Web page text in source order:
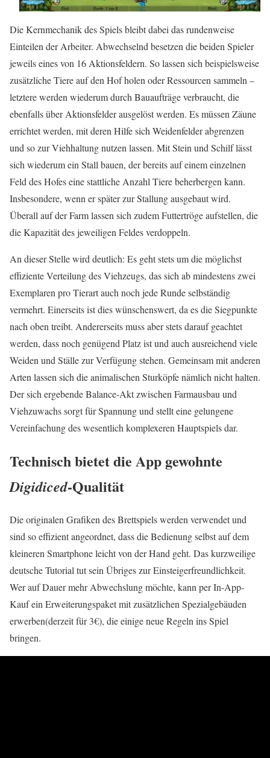
Die Kernmechanik des Spiels bleibt dabei das rundenweise
Einteilen der Arbeiter. Abwechselnd besetzen die beiden Spieler
jeweils eines von 16 Aktionsfeldern. So lassen sich beispielsweise
zusätzliche Tiere auf den Hof holen oder Ressourcen sammeln –
letztere werden wiederum durch Bauaufträge verbraucht, die
ebenfalls über Aktionsfelder ausgelöst werden. Es müssen Zäune
errichtet werden, mit deren Hilfe sich Weidenfelder abgrenzen
und so zur Viehhaltung nutzen lassen. Mit Stein und Schilf lässt
sich wiederum ein Stall bauen, der bereits auf einem einzelnen
Feld des Hofes eine stattliche Anzahl Tiere beherbergen kann.
Insbesondere, wenn er später zur Stallung ausgebaut wird.
Überall auf der Farm lassen sich zudem Futtertröge aufstellen, die
die Kapazität des jeweiligen Feldes verdoppeln.
An dieser Stelle wird deutlich: Es geht stets um die möglichst
effiziente Verteilung des Viehzeugs, das sich ab mindestens zwei
Exemplaren pro Tierart auch noch jede Runde selbständig
vermehrt. Einerseits ist dies wünschenswert, da es die Siegpunkte
nach oben treibt. Andererseits muss aber stets darauf geachtet
werden, dass noch genügend Platz ist und auch ausreichend viele
Weiden und Ställe zur Verfügung stehen. Gemeinsam mit anderen
Arten lassen sich die animalischen Sturköpfe nämlich nicht halten.
Der sich ergebende Balance-Akt zwischen Farmausbau und
Viehzuwachs sorgt für Spannung und stellt eine gelungene
Vereinfachung des wesentlich komplexeren Hauptspiels dar.
Technisch bietet die App gewohnte
Digidiced-Qualität
Die originalen Grafiken des Brettspiels werden verwendet und
sind so effizient angeordnet, dass die Bedienung selbst auf dem
kleineren Smartphone leicht von der Hand geht. Das kurzweilige
deutsche Tutorial tut sein Übriges zur Einsteigerfreundlichkeit.
Wer auf Dauer mehr Abwechslung möchte, kann per In-App-
Kauf ein Erweiterungspaket mit zusätzlichen Spezialgebäuden
erwerben(derzeit für 3€), die einige neue Regeln ins Spiel
bringen.